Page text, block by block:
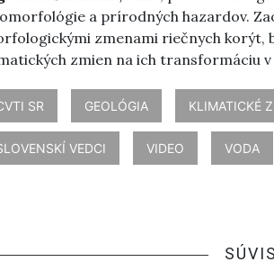
a prírodných hazardov.
zmenami riečnych korýt,
zmien na ich transformáciu
SR GEOLÓGIA KLIMATICKÉ
VEDCI VIDEO VODA